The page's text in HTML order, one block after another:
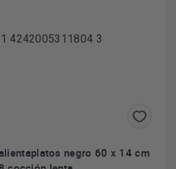
negro 60 x 14 cm